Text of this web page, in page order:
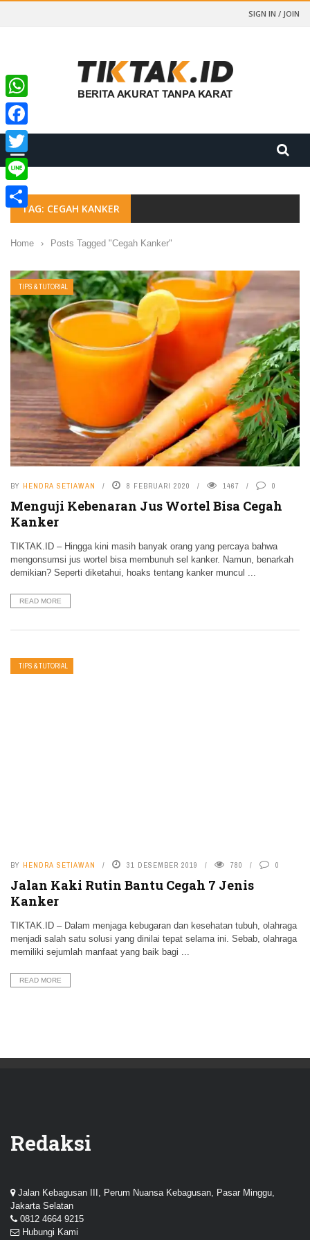
SIGN IN / JOIN
TAG: CEGAH KANKER
Home › Posts Tagged "Cegah Kanker"
TIPS & TUTORIAL
BY HENDRA SETIAWAN 8 FEBRUARI 2020 1467 0
Menguji Kebenaran Jus Wortel Bisa Cegah
Kanker
TIKTAK.ID – Hingga kini masih banyak orang yang percaya bahwa
mengonsumsi jus wortel bisa membunuh sel kanker. Namun, benarkah
demikian? Seperti diketahui, hoaks tentang kanker muncul ...
READ MORE
TIPS & TUTORIAL
BY HENDRA SETIAWAN 31 DESEMBER 2019 780 0
Jalan Kaki Rutin Bantu Cegah 7 Jenis
Kanker
TIKTAK.ID – Dalam menjaga kebugaran dan kesehatan tubuh, olahraga
menjadi salah satu solusi yang dinilai tepat selama ini. Sebab, olahraga
memiliki sejumlah manfaat yang baik bagi ...
READ MORE
Redaksi
Jalan Kebagusan III, Perum Nuansa Kebagusan, Pasar Minggu,
Jakarta Selatan
0812 4664 9215
Hubungi Kami
WhatsApp
Facebook
Twitter
Line